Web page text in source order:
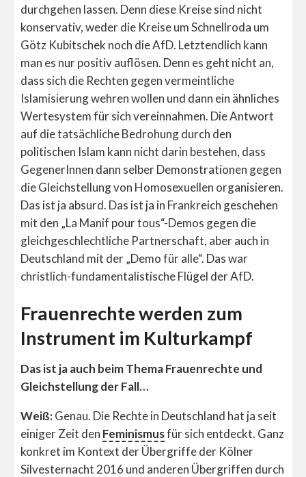
durchgehen lassen. Denn diese Kreise sind nicht
konservativ, weder die Kreise um Schnellroda um
Götz Kubitschek noch die AfD. Letztendlich kann
man es nur positiv auflösen. Denn es geht nicht an,
dass sich die Rechten gegen vermeintliche
Islamisierung wehren wollen und dann ein ähnliches
Wertesystem für sich vereinnahmen. Die Antwort
auf die tatsächliche Bedrohung durch den
politischen Islam kann nicht darin bestehen, dass
GegenerInnen dann selber Demonstrationen gegen
die Gleichstellung von Homosexuellen organisieren.
Das ist ja absurd. Das ist ja in Frankreich geschehen
mit den „La Manif pour tous“-Demos gegen die
gleichgeschlechtliche Partnerschaft, aber auch in
Deutschland mit der „Demo für alle“. Das war
christlich-fundamentalistische Flügel der AfD.
Frauenrechte werden zum
Instrument im Kulturkampf
Das ist ja auch beim Thema Frauenrechte und
Gleichstellung der Fall…
Weiß:Genau. Die Rechte in Deutschland hat ja seit
einiger Zeit den Feminismusfür sich entdeckt. Ganz
konkret im Kontext der Übergriffe der Kölner
Silvesternacht 2016 und anderen Übergriffen durch